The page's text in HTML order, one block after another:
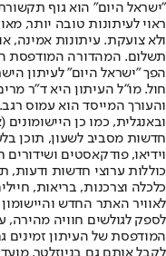
"ישראל היום" הוא גוף
ראוי לעיתונות טובה יותר,
ולא צועקת. עיתונות אמינה,
הפך "ישראל היום" לעיתון
חול. מו"ל העיתון היא ד"ר
והעורך המייסד הוא עמוס
חדשות מסביב לשעון, תוכן
וידיאו, פודקאסטים
כוללות ערוצי חדשות ודעות,
לאוויר האתר החדש
לספק לגולשים חוויה מהירה,
המודפסת של העיתון זמינים